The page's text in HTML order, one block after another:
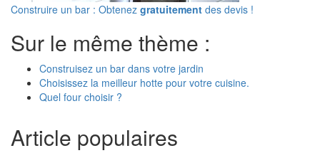
Construire un bar : Obtenez gratuitement des devis !
Sur le même thème :
Construisez un bar dans votre jardin
Choisissez la meilleur hotte pour votre cuisine.
Quel four choisir ?
Article populaires